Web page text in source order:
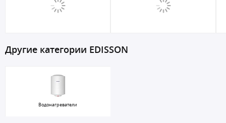
Другие категории EDISSON
Водонагреватели